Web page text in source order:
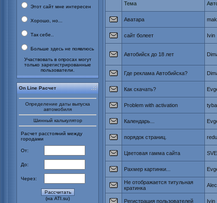
Этот сайт мне интересен
Хорошо, но...
Так себе..
Больше здесь не появлюсь
Участвовать в опросах могут
только зарегистрированные
пользователи.
On Line Расчет
Определение даты выпуска
автомобиля
Шинный калькулятор
Расчет расстояний между
городами
От:
До:
Через:
(на ATI.su)
Тема
Аватара
сайт болеет Ivin
Автобийск до 18 лет
Где реклама Автобийска?
Как скачать?
Problem with activation
Календарь...
порядок страниц.
Цветовая гамма сайта
Рахмер картинки...
Не отображается титульная
кратинка
Регистрация пользователей Ivin